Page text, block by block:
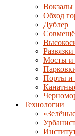
Вокзалы
Обход
Дублер
Мосты и
Порты и
Технологии